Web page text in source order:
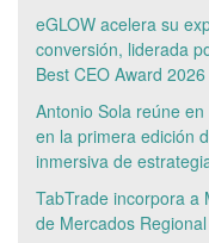
eGLOW acelera su
conversión, liderada
Best CEO Award 2026
Antonio Sola reúne
en la primera edición
inmersiva de
TabTrade incorpora a
de Mercados